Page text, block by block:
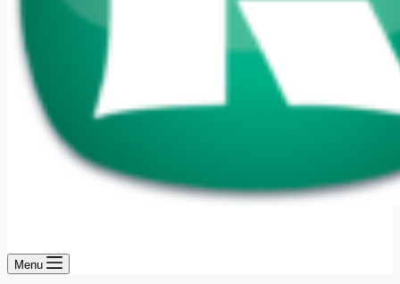
Menu